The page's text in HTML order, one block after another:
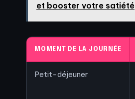
et booster votre satiété
MOMENT DE LA JOURNÉE
Petit-déjeuner